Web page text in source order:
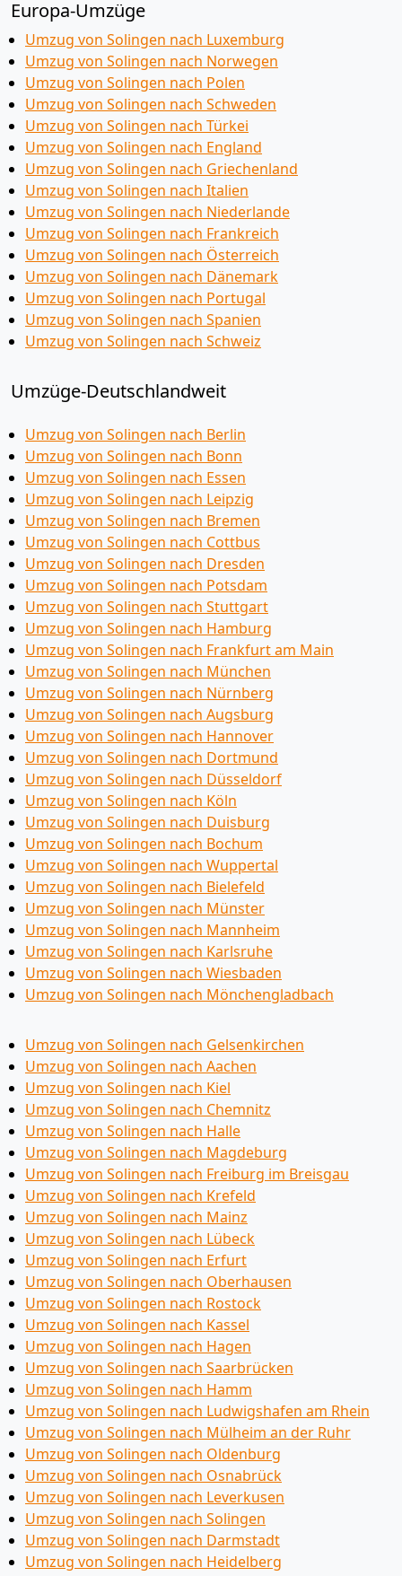
Europa-Umzüge
Umzug von Solingen nach Luxemburg
Umzug von Solingen nach Norwegen
Umzug von Solingen nach Polen
Umzug von Solingen nach Schweden
Umzug von Solingen nach Türkei
Umzug von Solingen nach England
Umzug von Solingen nach Griechenland
Umzug von Solingen nach Italien
Umzug von Solingen nach Niederlande
Umzug von Solingen nach Frankreich
Umzug von Solingen nach Österreich
Umzug von Solingen nach Dänemark
Umzug von Solingen nach Portugal
Umzug von Solingen nach Spanien
Umzug von Solingen nach Schweiz
Umzüge-Deutschlandweit
Umzug von Solingen nach Berlin
Umzug von Solingen nach Bonn
Umzug von Solingen nach Essen
Umzug von Solingen nach Leipzig
Umzug von Solingen nach Bremen
Umzug von Solingen nach Cottbus
Umzug von Solingen nach Dresden
Umzug von Solingen nach Potsdam
Umzug von Solingen nach Stuttgart
Umzug von Solingen nach Hamburg
Umzug von Solingen nach Frankfurt am Main
Umzug von Solingen nach München
Umzug von Solingen nach Nürnberg
Umzug von Solingen nach Augsburg
Umzug von Solingen nach Hannover
Umzug von Solingen nach Dortmund
Umzug von Solingen nach Düsseldorf
Umzug von Solingen nach Köln
Umzug von Solingen nach Duisburg
Umzug von Solingen nach Bochum
Umzug von Solingen nach Wuppertal
Umzug von Solingen nach Bielefeld
Umzug von Solingen nach Münster
Umzug von Solingen nach Mannheim
Umzug von Solingen nach Karlsruhe
Umzug von Solingen nach Wiesbaden
Umzug von Solingen nach Mönchen­gladbach
Umzug von Solingen nach Gelsenkirchen
Umzug von Solingen nach Aachen
Umzug von Solingen nach Kiel
Umzug von Solingen nach Chemnitz
Umzug von Solingen nach Halle
Umzug von Solingen nach Magdeburg
Umzug von Solingen nach Freiburg im Breisgau
Umzug von Solingen nach Krefeld
Umzug von Solingen nach Mainz
Umzug von Solingen nach Lübeck
Umzug von Solingen nach Erfurt
Umzug von Solingen nach Oberhausen
Umzug von Solingen nach Rostock
Umzug von Solingen nach Kassel
Umzug von Solingen nach Hagen
Umzug von Solingen nach Saarbrücken
Umzug von Solingen nach Hamm
Umzug von Solingen nach Ludwigshafen am Rhein
Umzug von Solingen nach Mülheim an der Ruhr
Umzug von Solingen nach Oldenburg
Umzug von Solingen nach Osnabrück
Umzug von Solingen nach Leverkusen
Umzug von Solingen nach Solingen
Umzug von Solingen nach Darmstadt
Umzug von Solingen nach Heidelberg